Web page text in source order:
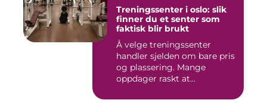
Treningssenter i oslo: slik
finner du et senter som
faktisk blir brukt
Å velge treningssenter
handler sjelden om bare pris
og plassering. Mange
oppdager raskt at